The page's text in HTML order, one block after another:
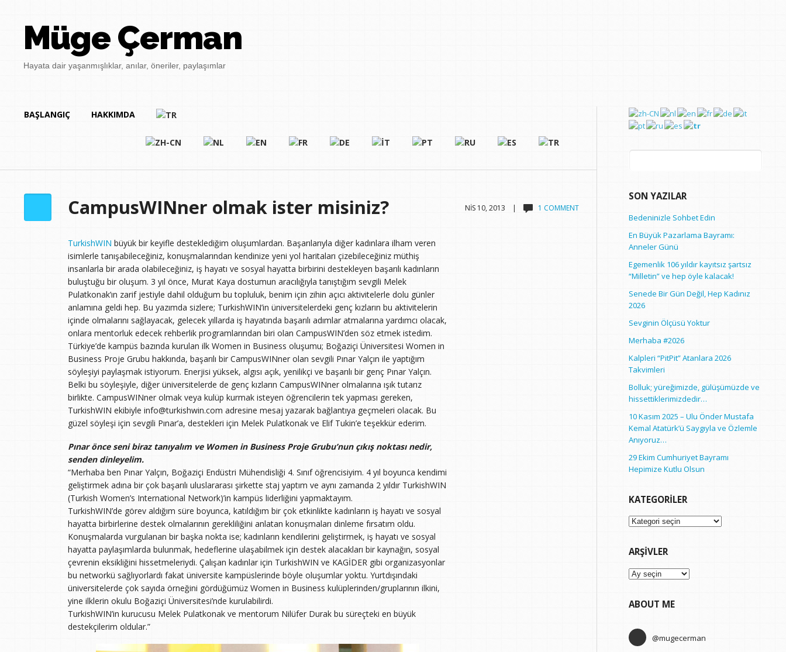
Müge Çerman
Hayata dair yaşanmışlıklar, anılar, öneriler, paylaşımlar
BAŞLANGIÇ HAKKIMDA
NIS 10, 2013 | 1 COMMENT
CampusWINner olmak ister misiniz?
TurkishWIN büyük bir keyifle desteklediğim oluşumlardan. Başarılarıyla diğer kadınlara ilham veren
isimlerle tanışabileceğiniz, konuşmalarından kendinize yeni yol haritaları çizebileceğiniz müthiş
insanlarla bir arada olabileceğiniz, iş hayatı ve sosyal hayatta birbirini destekleyen başarılı kadınların
buluştuğu bir oluşum. 3 yıl önce, Murat Kaya dostumun aracılığıyla tanıştığım sevgili Melek
Pulatkonak’ın zarif jestiyle dahil olduğum bu topluluk, benim için zihin açıcı aktivitelerle dolu günler
anlamına geldi hep. Bu yazımda sizlere; TurkishWIN’in üniversitelerdeki genç kızların bu aktivitelerin
içinde olmalarını sağlayacak, gelecek yıllarda iş hayatında başarılı adımlar atmalarına yardımcı olacak,
onlara mentorluk edecek rehberlik programlarından biri olan CampusWIN’den söz etmek istedim.
Türkiye’de kampüs bazında kurulan ilk Women in Business oluşumu; Boğaziçi Üniversitesi Women in
Business Proje Grubu hakkında, başarılı bir CampusWINner olan sevgili Pınar Yalçın ile yaptığım
söyleşiyi paylaşmak istiyorum. Enerjisi yüksek, algısı açık, yenilikçi ve başarılı bir genç Pınar Yalçın.
Belki bu söyleşiyle, diğer üniversitelerde de genç kızların CampusWINner olmalarına ışık tutarız
birlikte. CampusWINner olmak veya kulüp kurmak isteyen öğrencilerin tek yapması gereken,
TurkishWIN ekibiyle info@turkishwin.com adresine mesaj yazarak bağlantıya geçmeleri olacak. Bu
güzel söyleşi için sevgili Pınar’a, destekleri için Melek Pulatkonak ve Elif Tukin’e teşekkür ederim.
Pınar önce seni biraz tanıyalım ve Women in Business Proje Grubu’nun çıkış noktası nedir,
senden dinleyelim.
“Merhaba ben Pınar Yalçın, Boğaziçi Endüstri Mühendisliği 4. Sınıf öğrencisiyim. 4 yıl boyunca kendimi
geliştirmek adına bir çok başarılı uluslararası şirkette staj yaptım ve aynı zamanda 2 yıldır TurkishWIN
(Turkish Women’s International Network)’in kampüs liderliğini yapmaktayım.
TurkishWIN’de görev aldığım süre boyunca, katıldığım bir çok etkinlikte kadınların iş hayatı ve sosyal
hayatta birbirlerine destek olmalarının gerekliliğini anlatan konuşmaları dinleme fırsatım oldu.
Konuşmalarda vurgulanan bir başka nokta ise; kadınların kendilerini geliştirmek, iş hayatı ve sosyal
hayatta paylaşımlarda bulunmak, hedeflerine ulaşabilmek için destek alacakları bir kaynağın, sosyal
çevrenin eksikliğini hissetmeleriydi. Çalışan kadınlar için TurkishWIN ve KAGİDER gibi organizasyonlar
bu networkü sağlıyorlardı fakat üniversite kampüslerinde böyle oluşumlar yoktu. Yurtdışındaki
üniversitelerde çok sayıda örneğini gördüğümüz Women in Business kulüplerinden/gruplarının ilkini,
yine ilklerin okulu Boğaziçi Üniversitesi’nde kurulabilirdi.
TurkishWIN’in kurucusu Melek Pulatkonak ve mentorum Nilüfer Durak bu süreçteki en büyük
destekçilerim oldular.”
Arama:
SON YAZILAR
Bedeninizle Sohbet Edin
En Büyük Pazarlama Bayramı:
Anneler Günü
Egemenlik 106 yıldır kayıtsız şartsız
“Milletin” ve hep öyle kalacak!
Senede Bir Gün Değil, Hep Kadınız
2026
Sevginin Ölçüsü Yoktur
Merhaba #2026
Kalpleri “PitPit” Atanlara 2026
Takvimleri
Bolluk; yüreğimizde, gülüşümüzde ve
hissettiklerimizdedir…
10 Kasım 2025 – Ulu Önder Mustafa
Kemal Atatürk’ü Saygıyla ve Özlemle
Anıyoruz…
29 Ekim Cumhuriyet Bayramı
Hepimize Kutlu Olsun
KATEGORILER
Kategoriler
ARŞIVLER
Arşivler
ABOUT ME
@mugecerman